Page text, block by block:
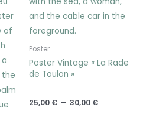
Poster
Poster Vintage « La Rade
de Toulon »
25,00 € – 30,00 €